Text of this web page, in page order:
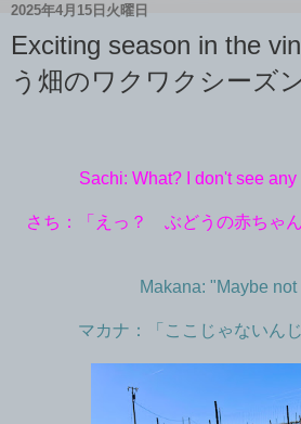
2025年4月15日火曜日
Exciting season in the
う畑のワクワクシーズ
Sachi: What? I don't see
さち：「えっ？ ぶどうの赤ちゃん
Makana: "Maybe not
マカナ：「ここじゃないん